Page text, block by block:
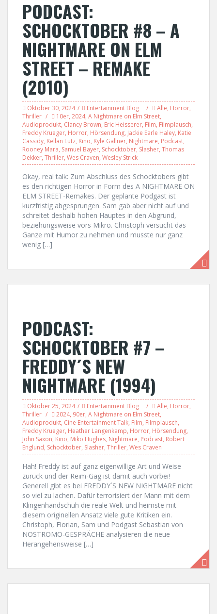
PODCAST:
SCHOCKTOBER #8 – A
NIGHTMARE ON ELM
STREET – REMAKE
(2010)
Oktober 30, 2024 Entertainment Blog Alle, Horror,
Thriller
10er, 2024, A Nightmare on Elm Street,
Audioprodukt, Clancy Brown, Eric Heisserer, Film, Filmplausch,
Freddy Krueger, Horror, Hörsendung, Jackie Earle Haley, Katie
Cassidy, Kellan Lutz, Kino, Kyle Gallner, Nightmare, Podcast,
Rooney Mara, Samuel Bayer, Schocktober, Slasher, Thomas
Dekker, Thriller, Wes Craven, Wesley Strick
Okay, real talk: Zum Abschluss des Schocktobers gibt
es den richtigen Horror in Form des A NIGHTMARE ON
ELM STREET-Remakes. Der geplante Podgast ist
kurzfristig abgesprungen. Sam gab aber nicht auf und
schreitet deshalb hohen Hauptes in den Abgrund,
beziehungsweise vors Mikro. Christoph versucht das
Ganze mit Humor zu nehmen und musste nur ganz
wenig […]
PODCAST:
SCHOCKTOBER #7 –
FREDDY´S NEW
NIGHTMARE (1994)
Oktober 25, 2024 Entertainment Blog Alle, Horror,
Thriller
2024, 90er, A Nightmare on Elm Street,
Audioprodukt, Cine Entertainment Talk, Film, Filmplausch,
Freddy Krueger, Heather Langenkamp, Horror, Hörsendung,
John Saxon, Kino, Miko Hughes, Nightmare, Podcast, Robert
Englund, Schocktober, Slasher, Thriller, Wes Craven
Hah! Freddy ist auf ganz eigenwillige Art und Weise
zurück und der Reim-Gag ist damit auch vorbei!
Generell gibt es bei FREDDY´S NEW NIGHTMARE nicht
so viel zu lachen. Dafür terrorisiert der Mann mit dem
Klingenhandschuh die reale Welt und heimste mit
diesem originellen Ansatz viele gute Kritiken ein.
Christoph, Florian, Sam und Podgast Sebastian von
NOSTROMO-GESPRÄCHE analysieren die neue
Herangehensweise […]